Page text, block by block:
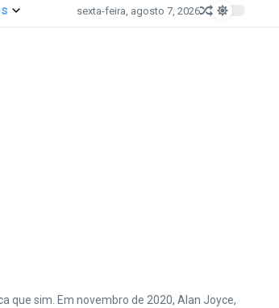
sexta-feira, agosto 7, 2026
que sim. Em novembro de 2020, Alan Joyce,